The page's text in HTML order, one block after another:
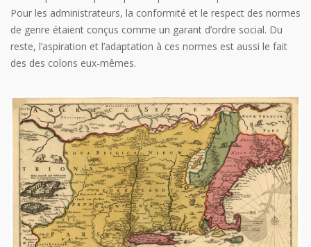
Pour les administrateurs, la conformité et le respect des normes
de genre étaient conçus comme un garant d’ordre social. Du
reste, l’aspiration et l’adaptation à ces normes est aussi le fait
des des colons eux-mêmes.